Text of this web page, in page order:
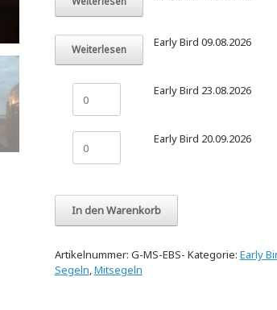
Weiterlesen
Early Bird 09.08.2026
Early
Bird
23.08.2026
Menge
Early Bird 23.08.2026
Early
Bird
20.09.2026
Early Bird 20.09.2026
In den Warenkorb
Artikelnummer: G-MS-EBS- Kategorie: Early
Segeln,Mitsegeln